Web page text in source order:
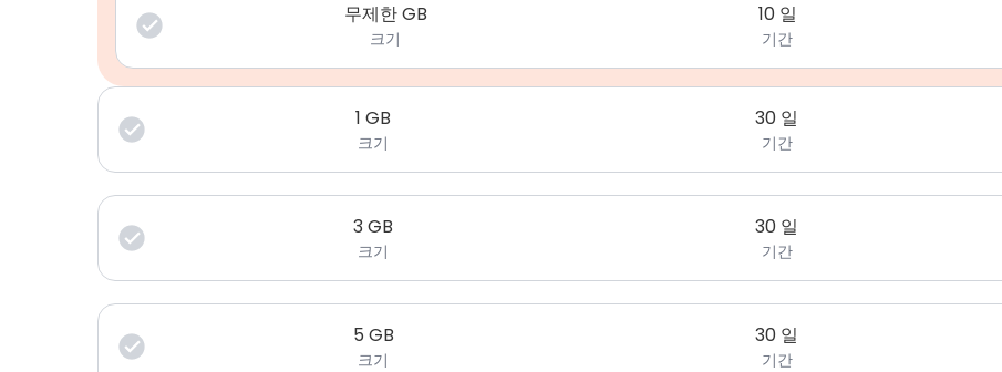
무제한 GB
크기
10 일
기간
1 GB
크기
30 일
기간
3GB
크기
30 일
기간
5 GB
크기
30 일
기간